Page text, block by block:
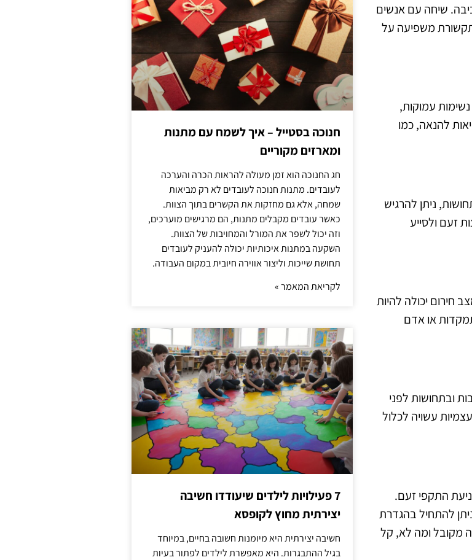
שיחה עם אנשים
משפיעה על
עמוקות,
להנאה, כמו
ניתן להרגיש
זעם ולסייע
יכולה להיות
או אדם
ובתחושות לפני
עשויה לכלול
התקפי זעם.
להתחיל בהגדרת
מקובל ומה לא, קל
חנוכה בסטייל – איך לשמח עם מתנות
ומארזים מקוריים
חג החנוכה הוא זמן מעולה להראות הכרה והערכה
לעובדים. מתנות חנוכה לעובדים לא רק מביאות
שמחה, אלא גם מחזקות את הקשרים בתוך הצוות.
כאשר עובדים מקבלים מתנות, הם מרגישים מוערכים,
וזה יכול לשפר את המורל והמחויבות של הצוות.
השקעה במתנות איכותיות יכולה להעניק לעובדים
תחושת שייכות וליצור אווירה חיובית במקום העבודה.
לקריאת המאמר »
7 פעילויות לילדים שיעודדו חשיבה
יצירתית מחוץ לקופסא
חשיבה יצירתית היא מיומנות חשובה בחיים, במיוחד
בגיל ההתבגרות. היא מאפשרת לילדים לפתור בעיות